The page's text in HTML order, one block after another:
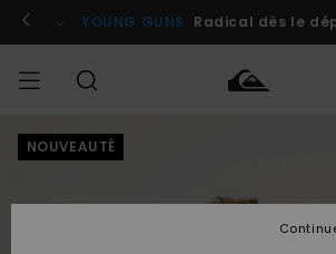
l'information
le
Se connecter / s'inscrire
YOUNG GUNS Radical dès le
HOMME
Homme
Homme
NOUVEAUTÉ